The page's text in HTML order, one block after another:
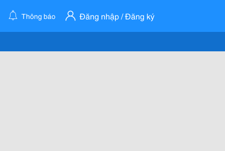
Thông báo Đăng nhập / Đăng ký